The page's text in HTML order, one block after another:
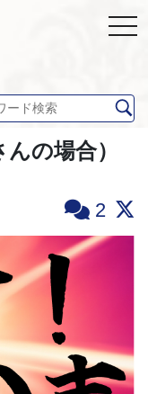
の場合）
2